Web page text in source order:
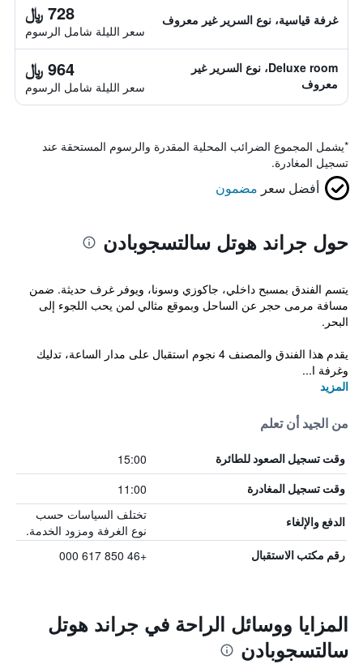
غرفة قياسية، نوع السرير غير معروف 728 ﷼
سعر الليلة شامل الرسوم
Deluxe room، نوع السرير غير
معروف
964 ﷼
سعر الليلة شامل الرسوم
*يشمل المجموع الضرائب المحلية المقدرة والرسوم المستحقة عند
تسجيل المغادرة.
أفضل سعر مضمون
حول جراند هوتل سالتسجوبادن
يتسم الفندق بمسبح داخلي، جاكوزي وسونا، ويوفر غرف حديثة. ضمن
مسافة مرمى حجر عن الساحل وبموقع مثالي لمن يحب اللجوء إلى
البحر.
يقدم هذا الفندق والمصنف 4 نجوم استقبال على مدار الساعة، تدليك
وغرفة ا...
المزيد
من الجيد أن تعلم
وقت تسجيل الصعود للطائرة 15:00
وقت تسجيل المغادرة 11:00
الدفع والإلغاء
تختلف السياسات حسب
نوع الغرفة ومزود الخدمة.
رقم مكتب الاستقبال +46 850 617 000
المزايا ووسائل الراحة في جراند هوتل
سالتسجوبادن